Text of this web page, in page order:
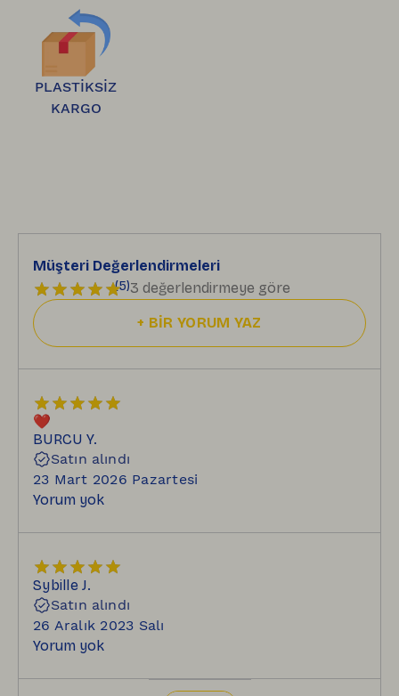
bankanıza iletilir.
PLASTİKSİZ
KARGO
Müşteri Değerlendirmeleri
(5)3 değerlendirmeye göre
+ BİR YORUM YAZ
❤️
BURCU Y.
Satın alındı
23 Mart 2026 Pazartesi
Yorum yok
Sybille J.
Satın alındı
26 Aralık 2023 Salı
Yorum yok